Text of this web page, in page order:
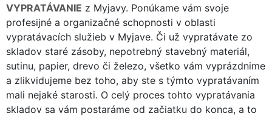
VYPRATÁVANIE z Myjavy. Ponúkame vám svoje
profesijné a organizačné schopnosti v oblasti
vypratávacích služieb v Myjave. Či už vypratávate zo
skladov staré zásoby, nepotrebný stavebný materiál,
sutinu, papier, drevo či železo, všetko vám vyprázdnime
a zlikvidujeme bez toho, aby ste s týmto vypratávaním
mali nejaké starosti. O celý proces tohto vypratávania
skladov sa vám postaráme od začiatku do konca, a to